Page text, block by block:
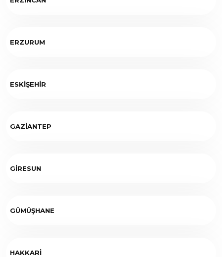
ERZURUM
ESKİŞEHİR
GAZİANTEP
GİRESUN
GÜMÜŞHANE
HAKKARİ